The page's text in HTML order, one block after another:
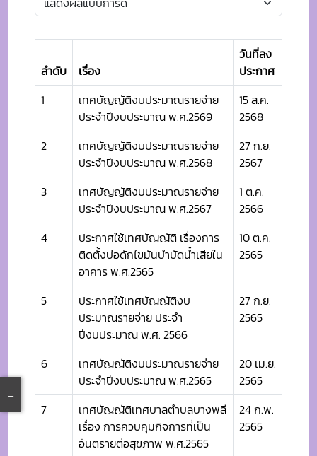
ลำดับ เรื่อง
วันที่ลง
ประกาศ
1
เทศบัญญัติงบประมาณรายจ่าย
ประจำปีงบประมาณ พ.ศ.2569
15 ส.ค.
2568
2
เทศบัญญัติงบประมาณรายจ่าย
ประจำปีงบประมาณ พ.ศ.2568
27 ก.ย.
2567
3
เทศบัญญัติงบประมาณรายจ่าย
ประจำปีงบประมาณ พ.ศ.2567
1 ต.ค.
2566
4
ประกาศใช้เทศบัญญัติ เรื่องการ
ติดตั้งบ่อดักไขมันบำบัดน้ำเสียใน
อาคาร พ.ศ.2565
10 ต.ค.
2565
5
ประกาศใช้เทศบัญญัติงบ
ประมาณรายจ่าย ประจำ
ปีงบประมาณ พ.ศ. 2566
27 ก.ย.
2565
6
เทศบัญญัติงบประมาณรายจ่าย
ประจำปีงบประมาณ พ.ศ.2565
20 เม.ย.
2565
7
เทศบัญญัติเทศบาลตำบลบางพลี
เรื่อง การควบคุมกิจการที่เป็น
อันตรายต่อสุขภาพ พ.ศ.2565
24 ก.พ.
2565